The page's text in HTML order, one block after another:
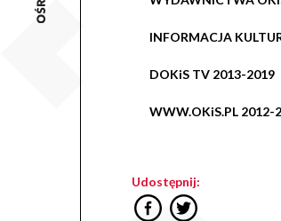
INFORMACJA
DOKiS TV 2013-2019
WWW.OKiS.PL 2012-
Udostępnij: